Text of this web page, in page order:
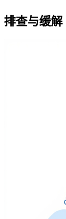
排查与缓解